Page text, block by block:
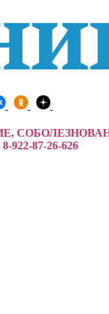
87-26-626